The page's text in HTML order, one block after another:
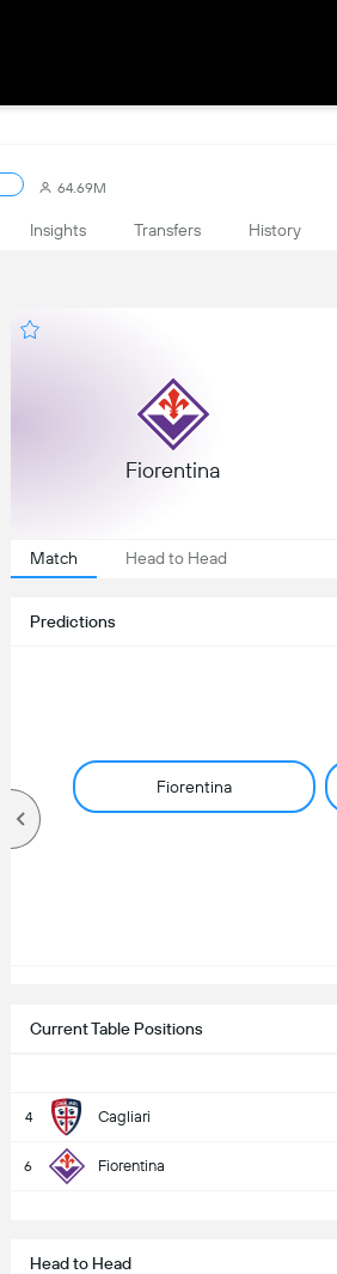
64.69M
Insights Transfers History
Fiorentina
Match Head to Head
Predictions
Fiorentina
Current Table Positions
4 Cagliari
6 Fiorentina
Head to Head